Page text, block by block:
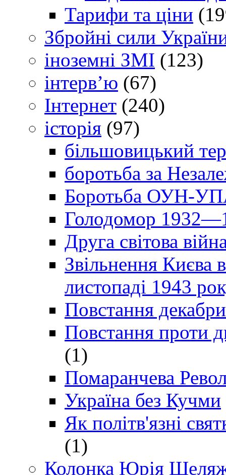
Тарифи та ціни
Збройні сили
іноземні ЗМІ (123)
інтерв’ю (67)
Інтернет (240)
історія (97)
більшовицький
боротьба за
Боротьба ОУН-УПА
Голодомор
Друга світова
Звільнення Києва
листопаді 1943
Повстання
Повстання проти
(1)
Помаранчева
Україна без Кучми
Як політв'язні
(1)
Колонка Юрія